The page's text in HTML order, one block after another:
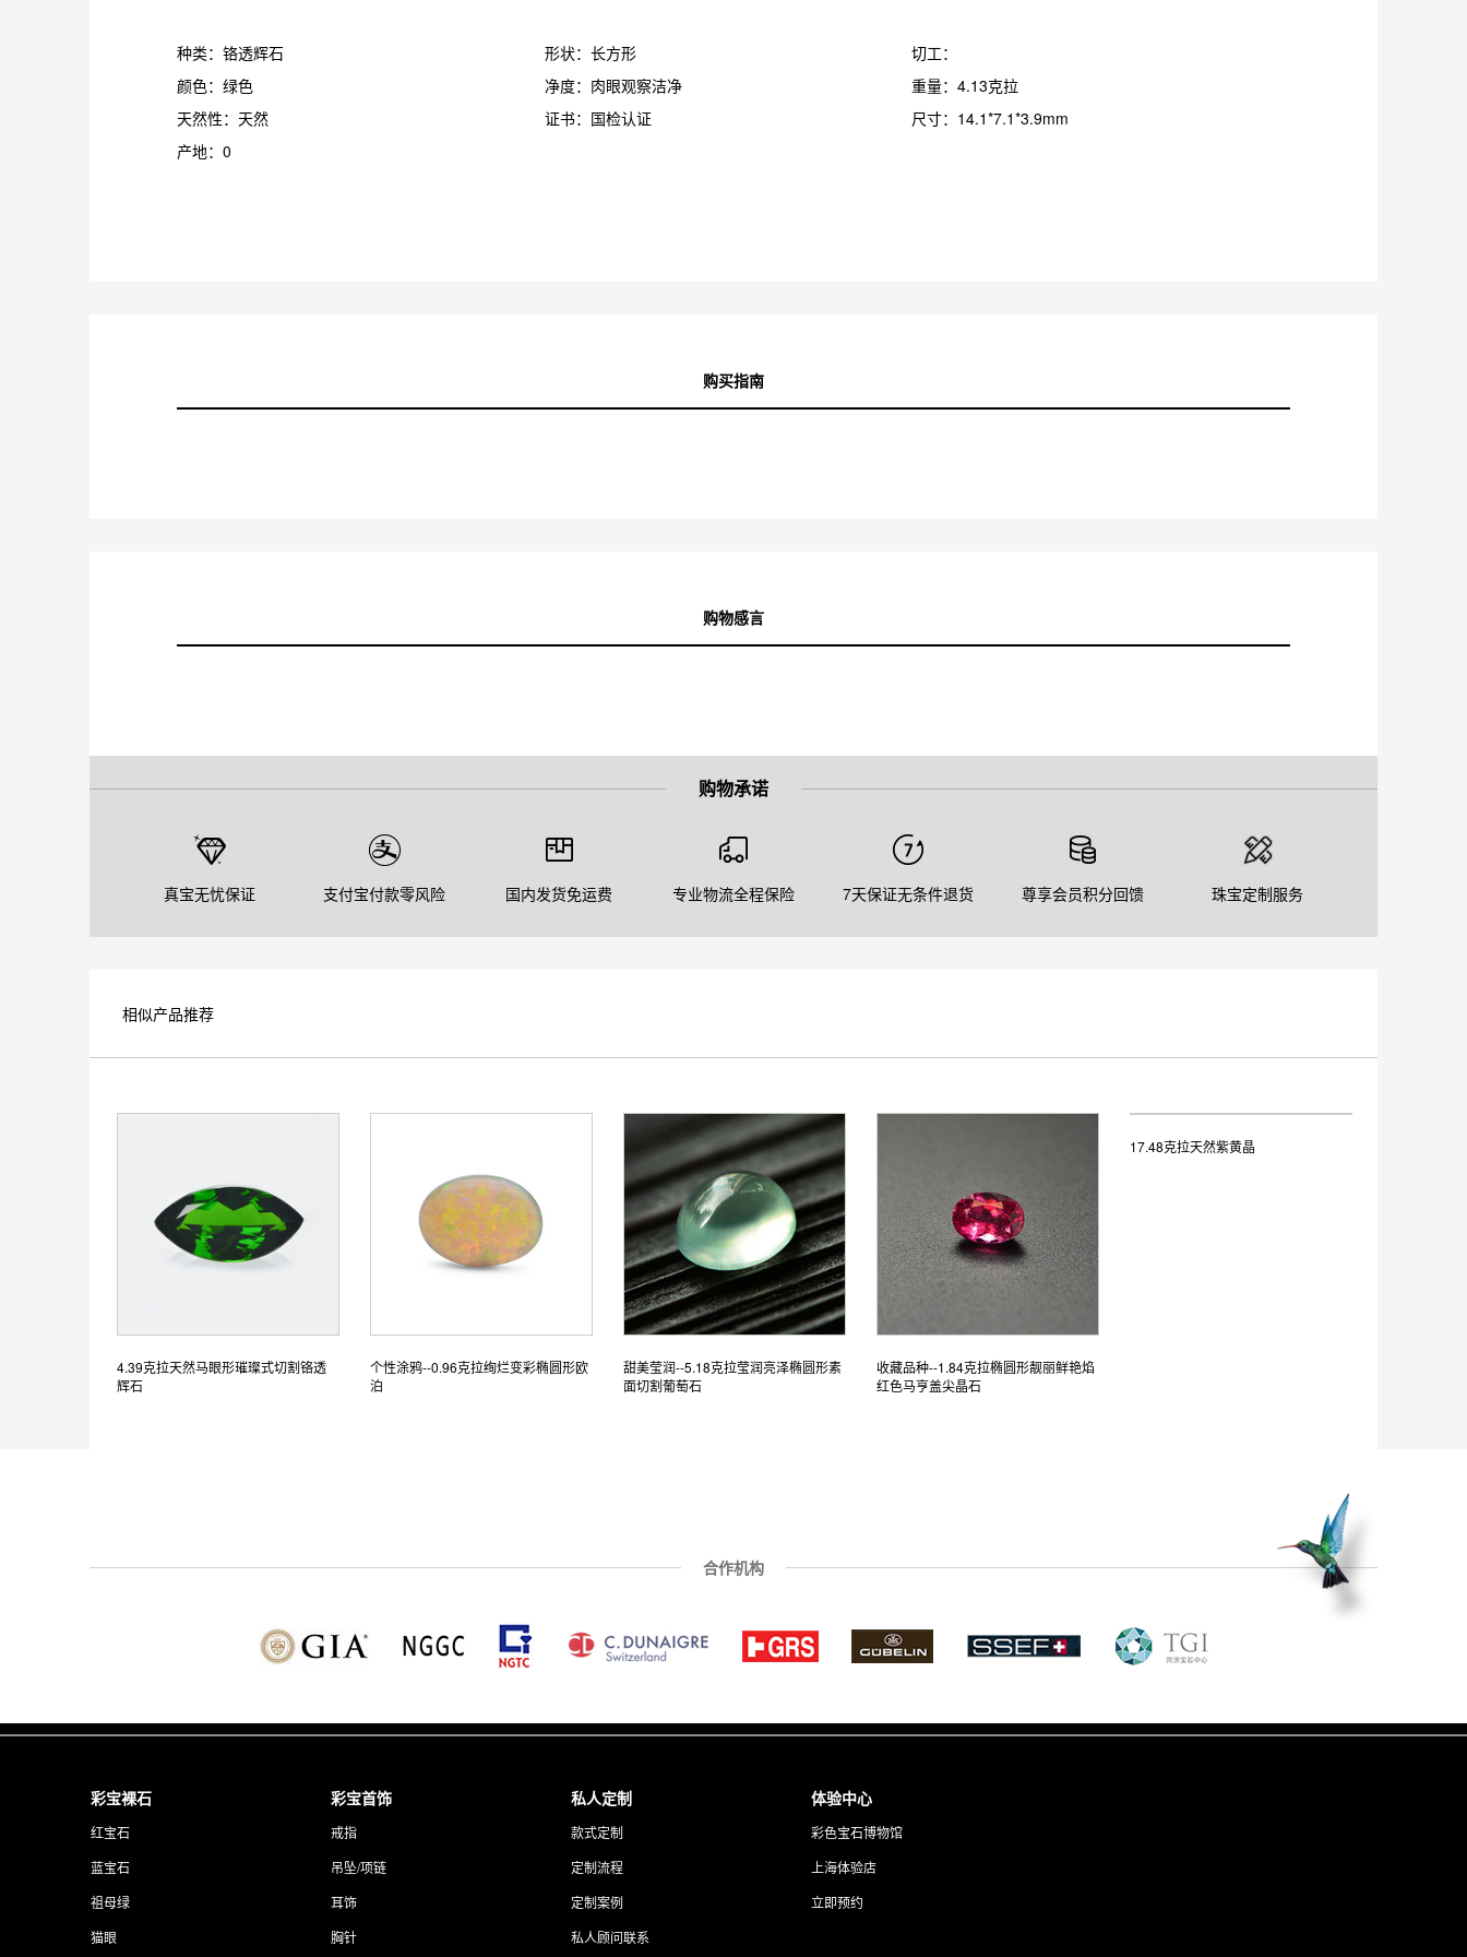
种类：铬透辉石 形状：长方形
切工：
颜色：绿色
净度：肉眼观察洁净
重量：4.13克拉
天然性：天然
证书：国检认证
尺寸：14.1*7.1*3.9mm
产地：0
购买指南
购物感言
购物承诺
真宝无忧保证 支付宝付款零风险 国内发货免运费 专业物流全程保险 7天保证无条件退货 尊享会员积分回馈 珠宝定制服务
相似产品推荐
4.39克拉天然马眼形璀璨式切割铬透
辉石
个性涂鸦--0.96克拉绚烂变彩椭圆形欧
泊
甜美莹润--5.18克拉莹润亮泽椭圆形素
面切割葡萄石
收藏品种--1.84克拉椭圆形靓丽鲜艳焰
红色马亨盖尖晶石
17.48克拉天然紫黄晶
合作机构
彩宝裸石
红宝石
蓝宝石
祖母绿
猫眼
彩宝首饰
戒指
吊坠/项链
耳饰
胸针
私人定制
款式定制
定制流程
定制案例
私人顾问联系
体验中心
彩色宝石博物馆
上海体验店
立即预约